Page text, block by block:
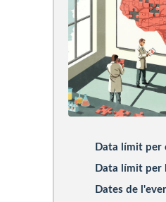
Data límit per
Data límit per
Dates de